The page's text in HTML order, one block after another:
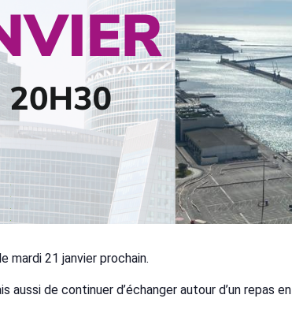
mardi 21 janvier prochain.
aussi de continuer d’échanger autour d’un repas en